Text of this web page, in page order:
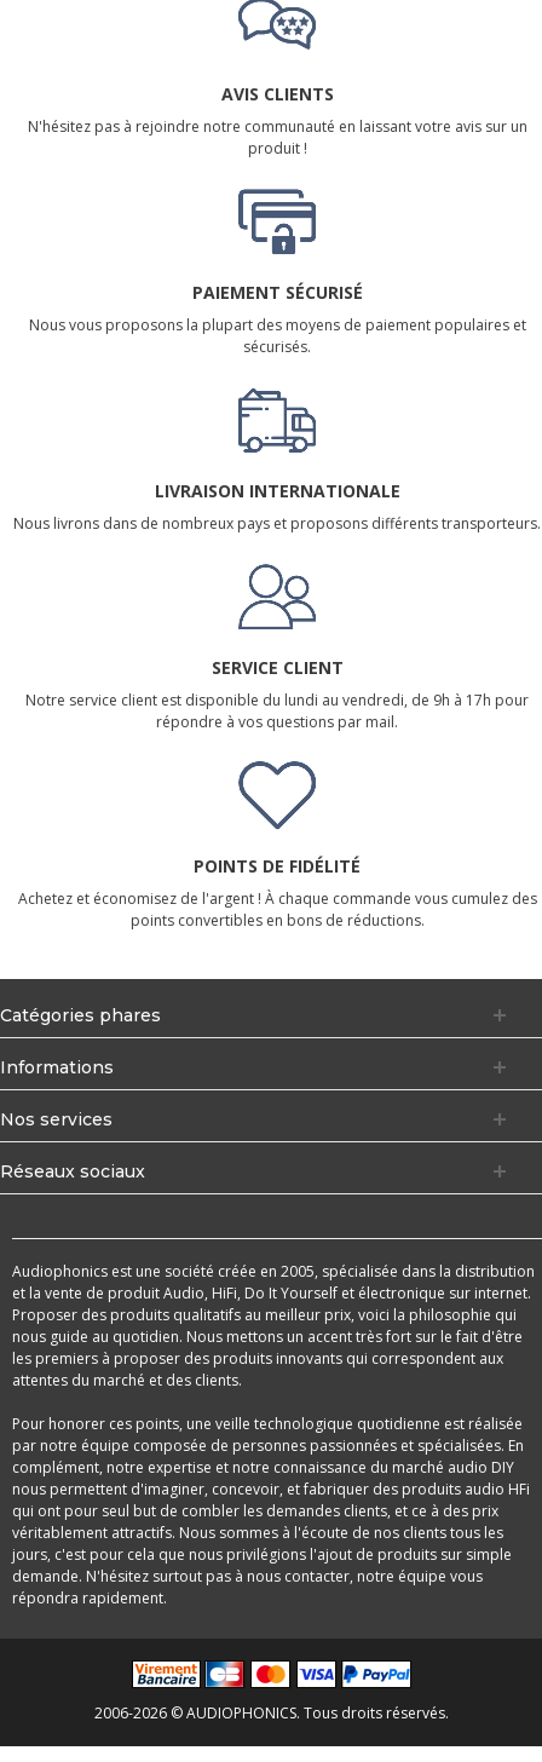
AVIS CLIENTS
N'hésitez pas à rejoindre notre communauté en laissant votre avis sur un
produit !
PAIEMENT SÉCURISÉ
Nous vous proposons la plupart des moyens de paiement populaires et
sécurisés.
LIVRAISON INTERNATIONALE
Nous livrons dans de nombreux pays et proposons différents transporteurs.
SERVICE CLIENT
Notre service client est disponible du lundi au vendredi, de 9h à 17h pour
répondre à vos questions par mail.
POINTS DE FIDÉLITÉ
Achetez et économisez de l'argent ! À chaque commande vous cumulez des
points convertibles en bons de réductions.
Catégories phares
Informations
Nos services
Réseaux sociaux
Audiophonics est une société créée en 2005, spécialisée dans la distribution
et la vente de produit Audio, HiFi, Do It Yourself et électronique sur internet.
Proposer des produits qualitatifs au meilleur prix, voici la philosophie qui
nous guide au quotidien. Nous mettons un accent très fort sur le fait d'être
les premiers à proposer des produits innovants qui correspondent aux
attentes du marché et des clients.
Pour honorer ces points, une veille technologique quotidienne est réalisée
par notre équipe composée de personnes passionnées et spécialisées. En
complément, notre expertise et notre connaissance du marché audio DIY
nous permettent d'imaginer, concevoir, et fabriquer des produits audio HFi
qui ont pour seul but de combler les demandes clients, et ce à des prix
véritablement attractifs. Nous sommes à l'écoute de nos clients tous les
jours, c'est pour cela que nous privilégions l'ajout de produits sur simple
demande. N'hésitez surtout pas à nous contacter, notre équipe vous
répondra rapidement.
2006-2026 © AUDIOPHONICS. Tous droits réservés.